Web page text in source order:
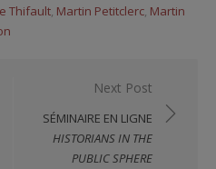
Thifault, Martin Petitclerc, Martin
Next Post
SÉMINAIRE EN LIGNE
HISTORIANS IN THE
PUBLIC SPHERE